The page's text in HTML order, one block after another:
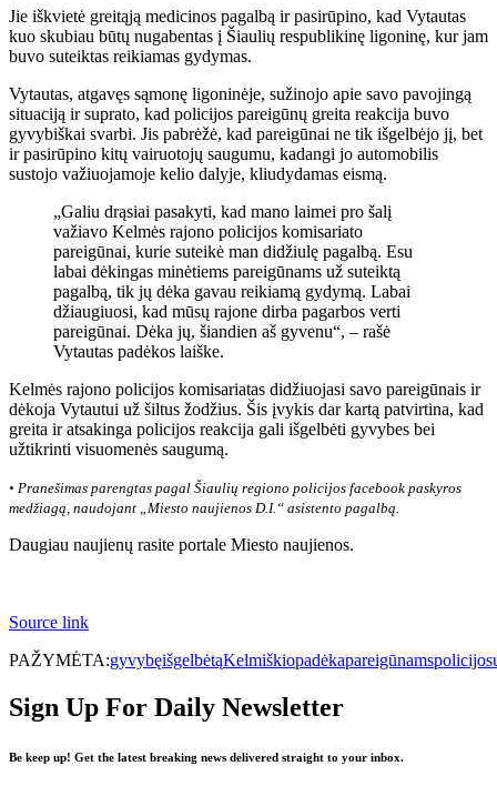
Jie iškvietė greitąją medicinos pagalbą ir pasirūpino, kad Vytautas
kuo skubiau būtų nugabentas į Šiaulių respublikinę ligoninę, kur jam
buvo suteiktas reikiamas gydymas.
Vytautas, atgavęs sąmonę ligoninėje, sužinojo apie savo pavojingą
situaciją ir suprato, kad policijos pareigūnų greita reakcija buvo
gyvybiškai svarbi. Jis pabrėžė, kad pareigūnai ne tik išgelbėjo jį, bet
ir pasirūpino kitų vairuotojų saugumu, kadangi jo automobilis
sustojo važiuojamoje kelio dalyje, kliudydamas eismą.
„Galiu drąsiai pasakyti, kad mano laimei pro šalį
važiavo Kelmės rajono policijos komisariato
pareigūnai, kurie suteikė man didžiulę pagalbą. Esu
labai dėkingas minėtiems pareigūnams už suteiktą
pagalbą, tik jų dėka gavau reikiamą gydymą. Labai
džiaugiuosi, kad mūsų rajone dirba pagarbos verti
pareigūnai. Dėka jų, šiandien aš gyvenu“, – rašė
Vytautas padėkos laiške.
Kelmės rajono policijos komisariatas didžiuojasi savo pareigūnais ir
dėkoja Vytautui už šiltus žodžius. Šis įvykis dar kartą patvirtina, kad
greita ir atsakinga policijos reakcija gali išgelbėti gyvybes bei
užtikrinti visuomenės saugumą.
• Pranešimas parengtas pagal Šiaulių regiono policijos facebook paskyros
medžiagą, naudojant „Miesto naujienos D.I.“ asistento pagalbą.
Daugiau naujienų rasite portale Miesto naujienos.
Source link
PAŽYMĖTA:gyvybęišgelbėtąKelmiškiopadėkapareigūnamspolicijos
Sign Up For Daily Newsletter
Be keep up! Get the latest breaking news delivered straight to your inbox.